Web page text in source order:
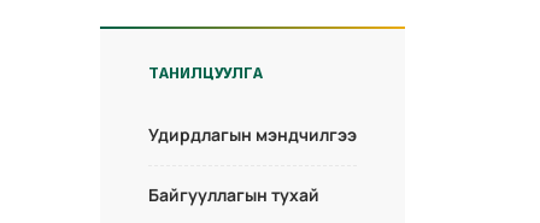
ТАНИЛЦУУЛГА
Удирдлагын мэндчилгээ
Байгууллагын тухай